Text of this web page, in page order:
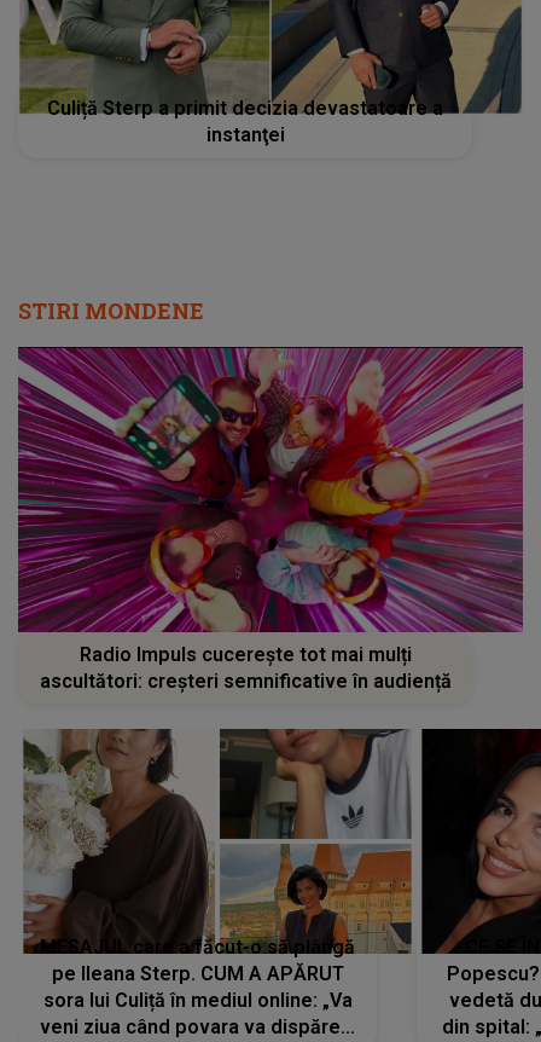
Culiță Sterp a primit decizia devastatoare a
instanţei
STIRI MONDENE
Radio Impuls cucerește tot mai mulți
ascultători: creșteri semnificative în audiență
MESAJUL care a făcut-o să plângă
pe Ileana Sterp. CUM A APĂRUT
sora lui Culiță în mediul online: „Va
veni ziua când povara va dispărea,
vedetă
din spital: